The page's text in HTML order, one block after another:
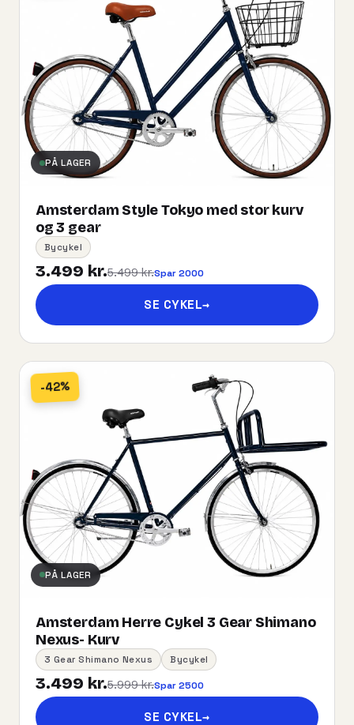
PÅ LAGER
Amsterdam Style Tokyo med stor kurv
og 3 gear
Bycykel
3.499 kr.5.499 kr.Spar 2000
SE CYKEL→
-42%
PÅ LAGER
Amsterdam Herre Cykel 3 Gear Shimano
Nexus- Kurv
3 Gear Shimano Nexus Bycykel
3.499 kr.5.999 kr.Spar 2500
SE CYKEL→